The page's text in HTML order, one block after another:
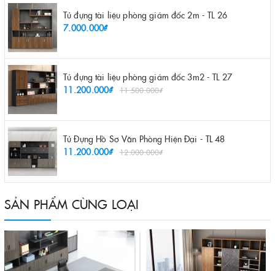
Tủ đựng tài liệu phòng giám đốc 2m - TL 26
7.000.000₫
Tủ đựng tài liệu phòng giám đốc 3m2 - TL 27
11.200.000₫
11.500.000₫
Tủ Đựng Hồ Sơ Văn Phòng Hiện Đại - TL 48
11.200.000₫
12.000.000₫
SẢN PHẨM CÙNG LOẠI